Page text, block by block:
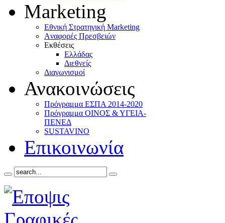
Marketing
Eθνική Στρατηγική Marketing
Aναφορές Πρεσβειών
Eκθέσεις
Eλλάδας
Διεθνείς
Διαγωνισμοί
Ανακοινώσεις
Πρόγραμμα ΕΣΠΑ 2014-2020
Πρόγραμμα ΟΙΝΟΣ & ΥΓΕΙΑ-
ΠΕΝΕΔ
SUSTAVINO
Επικοινωνία